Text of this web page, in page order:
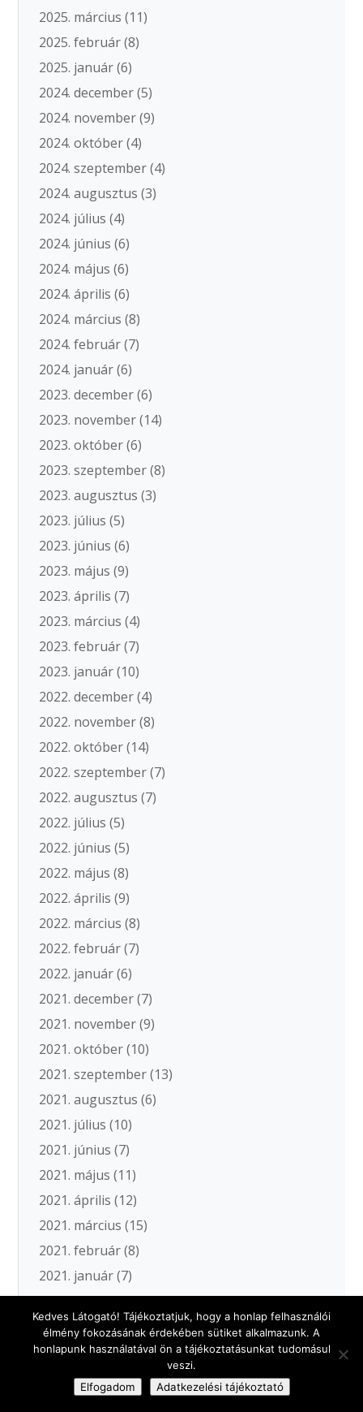
2025. március (11)
2025. február(8)
2025. január(6)
2024. december(5)
2024. november(9)
2024. október(4)
2024. szeptember(4)
2024. augusztus (3)
2024. július (4)
2024. június (6)
2024. május (6)
2024. április (6)
2024. március (8)
2024. február(7)
2024. január(6)
2023. december(6)
2023. november(14)
2023. október(6)
2023. szeptember(8)
2023. augusztus (3)
2023. július (5)
2023. június (6)
2023. május (9)
2023. április (7)
2023. március (4)
2023. február(7)
2023. január(10)
2022. december(4)
2022. november(8)
2022. október(14)
2022. szeptember(7)
2022. augusztus (7)
2022. július (5)
2022. június (5)
2022. május (8)
2022. április (9)
2022. március (8)
2022. február(7)
2022. január(6)
2021. december(7)
2021. november(9)
2021. október(10)
2021. szeptember(13)
2021. augusztus (6)
2021. július (10)
2021. június (7)
2021. május (11)
2021. április (12)
2021. március (15)
2021. február(8)
2021. január(7)
2020. december(5)
2020. november(19)
2020. október(18)
2020. szeptember (11)
2020. augusztus(5)
Kedves Látogató! Tájékoztatjuk, hogy a honlap felhasználói
élmény fokozásának érdekében sütiket alkalmazunk. A
honlapunk használatával ön a tájékoztatásunkat tudomásul
veszi.
Elfogadom
Adatkezelési tájékoztató